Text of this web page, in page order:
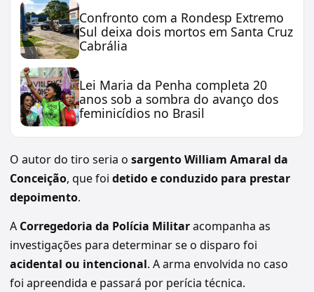
Confronto com a Rondesp Extremo
Sul deixa dois mortos em Santa Cruz
Cabrália
Lei Maria da Penha completa 20
anos sob a sombra do avanço dos
feminicídios no Brasil
O autor do tiro seria o sargento William Amaral da
Conceição, que foi detido e conduzido para prestar
depoimento.
A Corregedoria da Polícia Militaracompanha as
investigações para determinar se o disparo foi
acidental ou intencional. A arma envolvida no caso
foi apreendida e passará por perícia técnica.